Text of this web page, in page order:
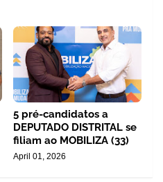
5 pré-candidatos a
DEPUTADO DISTRITAL se
filiam ao MOBILIZA (33)
April 01, 2026